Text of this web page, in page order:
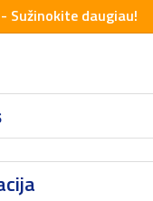
Sužinokite daugiau!